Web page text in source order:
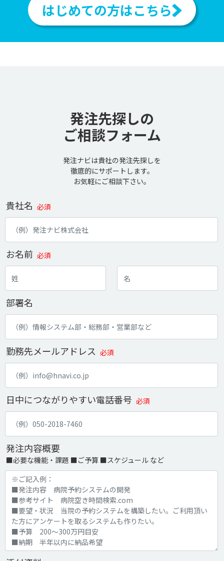
はじめての方はこちら
発注先探しの
ご相談フォーム
発注ナビは貴社の発注先探しを
徹底的にサポートします。
お気軽にご相談下さい。
貴社名 必須
お名前 必須
部署名
勤務先メールアドレス 必須
日中につながりやすい電話番号 必須
発注内容概要
■必要な機能・課題 ■ご予算 ■スケジュール など